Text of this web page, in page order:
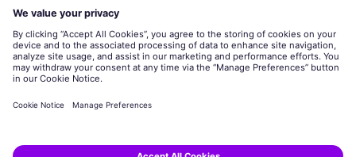
Aplicare condiții de muncă
siemens-energy.comSite global
Informaţii corporative
Declarație de confidențialitate